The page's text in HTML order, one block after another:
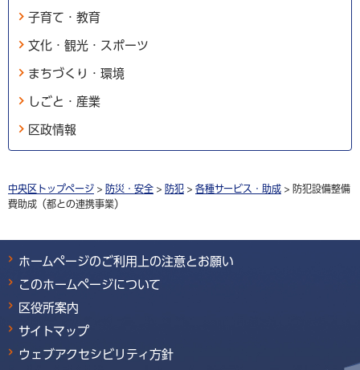
子育て・教育
文化・観光・スポーツ
まちづくり・環境
しごと・産業
区政情報
中央区トップページ > 防災・安全 > 防犯 > 各種サービス・助成 > 防犯設備整備
費助成（都との連携事業）
ホームページのご利用上の注意とお願い
このホームページについて
区役所案内
サイトマップ
ウェブアクセシビリティ方針